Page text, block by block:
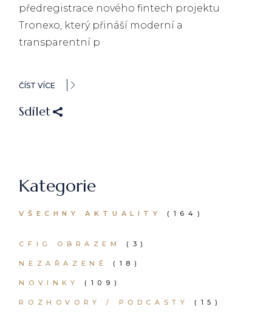
předregistrace nového fintech projektu
Tronexo, který přináší moderní a
transparentní p
ČÍST VÍCE
Sdílet
Kategorie
VŠECHNY AKTUALITY ( 164 )
CFIG OBRAZEM (3)
NEZAŘAZENÉ (18)
NOVINKY (109)
ROZHOVORY / PODCASTY (15)